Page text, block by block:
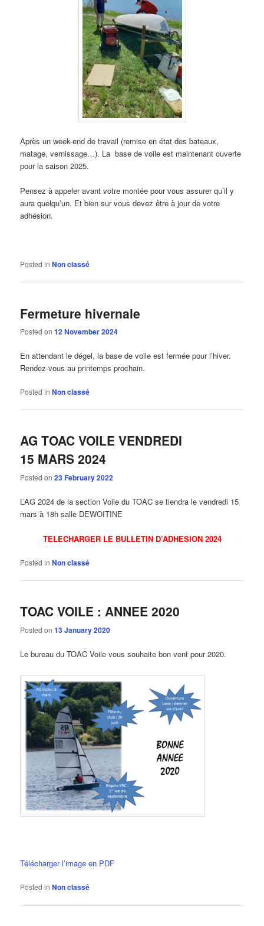
Après un week-end de travail (remise en état des bateaux,
matage, vernissage…). La base de voile est maintenant ouverte
pour la saison 2025.
Pensez à appeler avant votre montée pour vous assurer qu’il y
aura quelqu’un. Et bien sur vous devez être à jour de votre
adhésion.
Posted in Non classé
Fermeture hivernale
Posted on12 November 2024
En attendant le dégel, la base de voile est fermée pour l’hiver.
Rendez-vous au printemps prochain.
Posted in Non classé
AG TOAC VOILE VENDREDI
15 MARS 2024
Posted on23 February 2022
L’AG 2024 de la section Voile du TOAC se tiendra le vendredi 15
mars à 18h salle DEWOITINE
TELECHARGER LE BULLETIN D’ADHESION 2024
Posted in Non classé
TOAC VOILE : ANNEE 2020
Posted on13 January 2020
Le bureau du TOAC Voile vous souhaite bon vent pour 2020.
Télécharger l’image en PDF
Posted in Non classé